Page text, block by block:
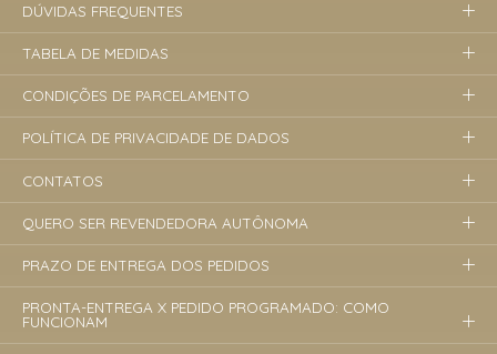
DÚVIDAS FREQUENTES
TABELA DE MEDIDAS
CONDIÇÕES DE PARCELAMENTO
POLÍTICA DE PRIVACIDADE DE DADOS
CONTATOS
QUERO SER REVENDEDORA AUTÔNOMA
PRAZO DE ENTREGA DOS PEDIDOS
PRONTA-ENTREGA X PEDIDO PROGRAMADO: COMO
FUNCIONAM